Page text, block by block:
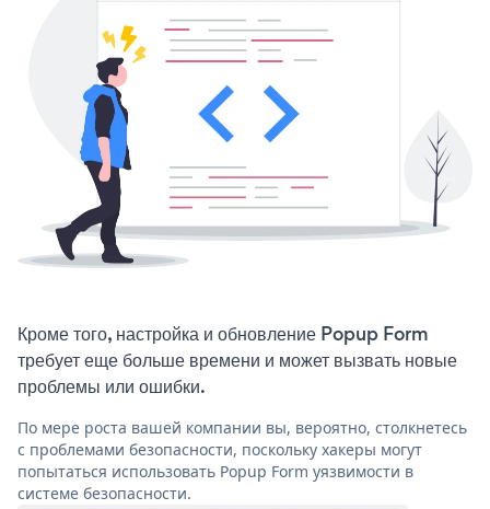
Кроме того, настройка и обновление Popup Form
требует еще больше времени и может вызвать новые
проблемы или ошибки.
По мере роста вашей компании вы, вероятно, столкнетесь
с проблемами безопасности, поскольку хакеры могут
попытаться использовать Popup Form уязвимости в
системе безопасности.